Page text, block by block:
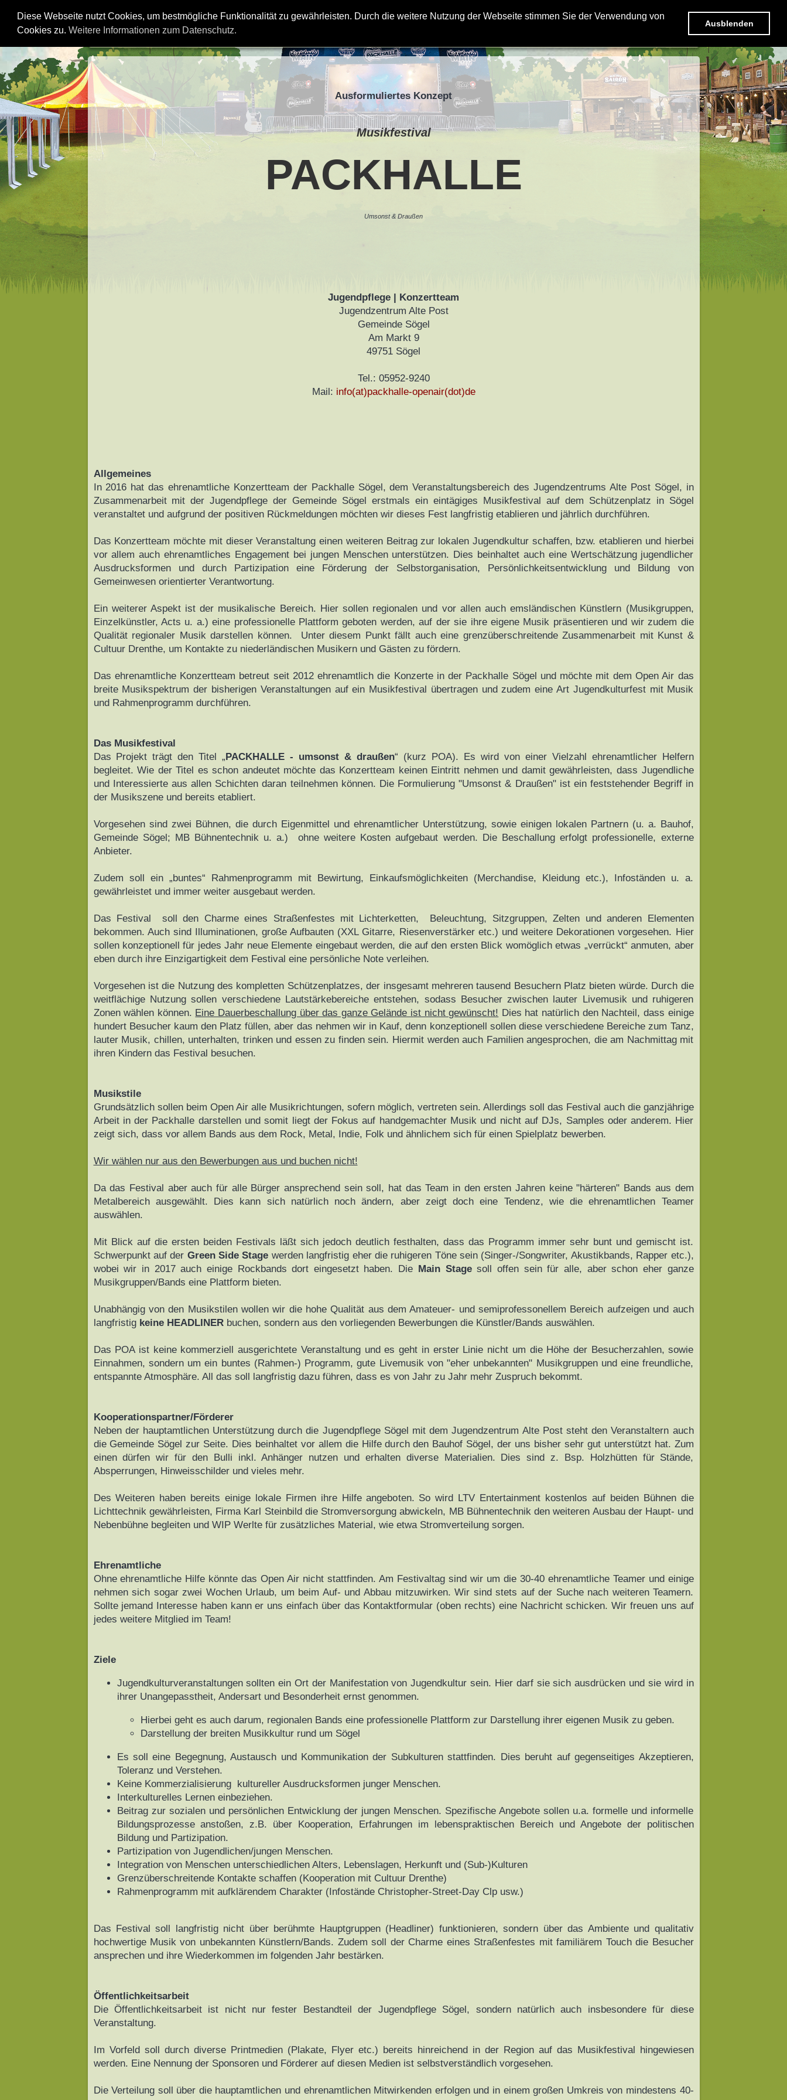
Diese Webseite nutzt Cookies, um bestmögliche Funktionalität zu gewährleisten. Durch die weitere Nutzung der Webseite stimmen Sie der Verwendung von
Cookies zu. Weitere Informationen zum Datenschutz.
Ausblenden
KONTAKT
SPONSOREN
Ausformuliertes Konzept
Musikfestival
PACKHALLE
Umsonst & Draußen
Jugendpflege | Konzertteam
Jugendzentrum Alte Post
Gemeinde Sögel
Am Markt 9
49751 Sögel
Tel.: 05952-9240
Mail: info(at)packhalle-openair(dot)de
Allgemeines
In 2016 hat das ehrenamtliche Konzertteam der Packhalle Sögel, dem Veranstaltungsbereich des Jugendzentrums Alte Post Sögel, in
Zusammenarbeit mit der Jugendpflege der Gemeinde Sögel erstmals ein eintägiges Musikfestival auf dem Schützenplatz in Sögel
veranstaltet und aufgrund der positiven Rückmeldungen möchten wir dieses Fest langfristig etablieren und jährlich durchführen.
Das Konzertteam möchte mit dieser Veranstaltung einen weiteren Beitrag zur lokalen Jugendkultur schaffen, bzw. etablieren und hierbei
vor allem auch ehrenamtliches Engagement bei jungen Menschen unterstützen. Dies beinhaltet auch eine Wertschätzung jugendlicher
Ausdrucksformen und durch Partizipation eine Förderung der Selbstorganisation, Persönlichkeitsentwicklung und Bildung von
Gemeinwesen orientierter Verantwortung.
Ein weiterer Aspekt ist der musikalische Bereich. Hier sollen regionalen und vor allen auch emsländischen Künstlern (Musikgruppen,
Einzelkünstler, Acts u. a.) eine professionelle Plattform geboten werden, auf der sie ihre eigene Musik präsentieren und wir zudem die
Qualität regionaler Musik darstellen können. Unter diesem Punkt fällt auch eine grenzüberschreitende Zusammenarbeit mit Kunst &
Cultuur Drenthe, um Kontakte zu niederländischen Musikern und Gästen zu fördern.
Das ehrenamtliche Konzertteam betreut seit 2012 ehrenamtlich die Konzerte in der Packhalle Sögel und möchte mit dem Open Air das
breite Musikspektrum der bisherigen Veranstaltungen auf ein Musikfestival übertragen und zudem eine Art Jugendkulturfest mit Musik
und Rahmenprogramm durchführen.
Das Musikfestival
Das Projekt trägt den Titel „ PACKHALLE - umsonst & draußen“ (kurz POA). Es wird von einer Vielzahl ehrenamtlicher Helfern
begleitet. Wie der Titel es schon andeutet möchte das Konzertteam keinen Eintritt nehmen und damit gewährleisten, dass Jugendliche
und Interessierte aus allen Schichten daran teilnehmen können. Die Formulierung "Umsonst & Draußen" ist ein feststehender Begriff in
der Musikszene und bereits etabliert.
Vorgesehen sind zwei Bühnen, die durch Eigenmittel und ehrenamtlicher Unterstützung, sowie einigen lokalen Partnern (u. a. Bauhof,
Gemeinde Sögel; MB Bühnentechnik u. a.) ohne weitere Kosten aufgebaut werden. Die Beschallung erfolgt professionelle, externe
Anbieter.
Zudem soll ein „buntes“ Rahmenprogramm mit Bewirtung, Einkaufsmöglichkeiten (Merchandise, Kleidung etc.), Infoständen u. a.
gewährleistet und immer weiter ausgebaut werden.
Das Festival soll den Charme eines Straßenfestes mit Lichterketten, Beleuchtung, Sitzgruppen, Zelten und anderen Elementen
bekommen. Auch sind Illuminationen, große Aufbauten (XXL Gitarre, Riesenverstärker etc.) und weitere Dekorationen vorgesehen. Hier
sollen konzeptionell für jedes Jahr neue Elemente eingebaut werden, die auf den ersten Blick womöglich etwas „verrückt“ anmuten, aber
eben durch ihre Einzigartigkeit dem Festival eine persönliche Note verleihen.
Vorgesehen ist die Nutzung des kompletten Schützenplatzes, der insgesamt mehreren tausend Besuchern Platz bieten würde. Durch die
weitflächige Nutzung sollen verschiedene Lautstärkebereiche entstehen, sodass Besucher zwischen lauter Livemusik und ruhigeren
Zonen wählen können. Eine Dauerbeschallung über das ganze Gelände ist nicht gewünscht! Dies hat natürlich den Nachteil, dass einige
hundert Besucher kaum den Platz füllen, aber das nehmen wir in Kauf, denn konzeptionell sollen diese verschiedene Bereiche zum Tanz,
lauter Musik, chillen, unterhalten, trinken und essen zu finden sein. Hiermit werden auch Familien angesprochen, die am Nachmittag mit
ihren Kindern das Festival besuchen.
Musikstile
Grundsätzlich sollen beim Open Air alle Musikrichtungen, sofern möglich, vertreten sein. Allerdings soll das Festival auch die ganzjährige
Arbeit in der Packhalle darstellen und somit liegt der Fokus auf handgemachter Musik und nicht auf DJs, Samples oder anderem. Hier
zeigt sich, dass vor allem Bands aus dem Rock, Metal, Indie, Folk und ähnlichem sich für einen Spielplatz bewerben.
Wir wählen nur aus den Bewerbungen aus und buchen nicht!
Da das Festival aber auch für alle Bürger ansprechend sein soll, hat das Team in den ersten Jahren keine "härteren" Bands aus dem
Metalbereich ausgewählt. Dies kann sich natürlich noch ändern, aber zeigt doch eine Tendenz, wie die ehrenamtlichen Teamer
auswählen.
Mit Blick auf die ersten beiden Festivals läßt sich jedoch deutlich festhalten, dass das Programm immer sehr bunt und gemischt ist.
Schwerpunkt auf der Green Side Stage werden langfristig eher die ruhigeren Töne sein (Singer-/Songwriter, Akustikbands, Rapper etc.),
wobei wir in 2017 auch einige Rockbands dort eingesetzt haben. Die
Main Stagesoll offen sein für alle, aber schon eher ganze
Musikgruppen/Bands eine Plattform bieten.
Unabhängig von den Musikstilen wollen wir die hohe Qualität aus dem Amateuer- und semiprofessonellem Bereich aufzeigen und auch
langfristig keine HEADLINER buchen, sondern aus den vorliegenden Bewerbungen die Künstler/Bands auswählen.
Das POA ist keine kommerziell ausgerichtete Veranstaltung und es geht in erster Linie nicht um die Höhe der Besucherzahlen, sowie
Einnahmen, sondern um ein buntes (Rahmen-) Programm, gute Livemusik von "eher unbekannten" Musikgruppen und eine freundliche,
entspannte Atmosphäre. All das soll langfristig dazu führen, dass es von Jahr zu Jahr mehr Zuspruch bekommt.
Kooperationspartner/Förderer
Neben der hauptamtlichen Unterstützung durch die Jugendpflege Sögel mit dem Jugendzentrum Alte Post steht den Veranstaltern auch
die Gemeinde Sögel zur Seite. Dies beinhaltet vor allem die Hilfe durch den Bauhof Sögel, der uns bisher sehr gut unterstützt hat. Zum
einen dürfen wir für den Bulli inkl. Anhänger nutzen und erhalten diverse Materialien. Dies sind z. Bsp. Holzhütten für Stände,
Absperrungen, Hinweisschilder und vieles mehr.
Des Weiteren haben bereits einige lokale Firmen ihre Hilfe angeboten. So wird LTV Entertainment kostenlos auf beiden Bühnen die
Lichttechnik gewährleisten, Firma Karl Steinbild die Stromversorgung abwickeln, MB Bühnentechnik den weiteren Ausbau der Haupt- und
Nebenbühne begleiten und WIP Werlte für zusätzliches Material, wie etwa Stromverteilung sorgen.
Ehrenamtliche
Ohne ehrenamtliche Hilfe könnte das Open Air nicht stattfinden. Am Festivaltag sind wir um die 30-40 ehrenamtliche Teamer und einige
nehmen sich sogar zwei Wochen Urlaub, um beim Auf- und Abbau mitzuwirken. Wir sind stets auf der Suche nach weiteren Teamern.
Sollte jemand Interesse haben kann er uns einfach über das Kontaktformular (oben rechts) eine Nachricht schicken. Wir freuen uns auf
jedes weitere Mitglied im Team!
Ziele
Jugendkulturveranstaltungen sollten ein Ort der Manifestation von Jugendkultur sein. Hier darf sie sich ausdrücken und sie wird in
ihrer Unangepasstheit, Andersart und Besonderheit ernst genommen.
Hierbei geht es auch darum, regionalen Bands eine professionelle Plattform zur Darstellung ihrer eigenen Musik zu geben.
Darstellung der breiten Musikkultur rund um Sögel
Es soll eine Begegnung, Austausch und Kommunikation der Subkulturen stattfinden. Dies beruht auf gegenseitiges Akzeptieren,
Toleranz und Verstehen.
Keine Kommerzialisierung kultureller Ausdrucksformen junger Menschen.
Interkulturelles Lernen einbeziehen.
Beitrag zur sozialen und persönlichen Entwicklung der jungen Menschen. Spezifische Angebote sollen u.a. formelle und informelle
Bildungsprozesse anstoßen, z.B. über Kooperation, Erfahrungen im lebenspraktischen Bereich und Angebote der politischen
Bildung und Partizipation.
Partizipation von Jugendlichen/jungen Menschen.
Integration von Menschen unterschiedlichen Alters, Lebenslagen, Herkunft und (Sub-)Kulturen
Grenzüberschreitende Kontakte schaffen (Kooperation mit Cultuur Drenthe)
Rahmenprogramm mit aufklärendem Charakter (Infostände Christopher-Street-Day Clp usw.)
Das Festival soll langfristig nicht über berühmte Hauptgruppen (Headliner) funktionieren, sondern über das Ambiente und qualitativ
hochwertige Musik von unbekannten Künstlern/Bands. Zudem soll der Charme eines Straßenfestes mit familiärem Touch die Besucher
ansprechen und ihre Wiederkommen im folgenden Jahr bestärken.
Öffentlichkeitsarbeit
Die Öffentlichkeitsarbeit ist nicht nur fester Bestandteil der Jugendpflege Sögel, sondern natürlich auch insbesondere für diese
Veranstaltung.
Im Vorfeld soll durch diverse Printmedien (Plakate, Flyer etc.) bereits hinreichend in der Region auf das Musikfestival hingewiesen
werden. Eine Nennung der Sponsoren und Förderer auf diesen Medien ist selbstverständlich vorgesehen.
Die Verteilung soll über die hauptamtlichen und ehrenamtlichen Mitwirkenden erfolgen und in einem großen Umkreis von mindestens 40-